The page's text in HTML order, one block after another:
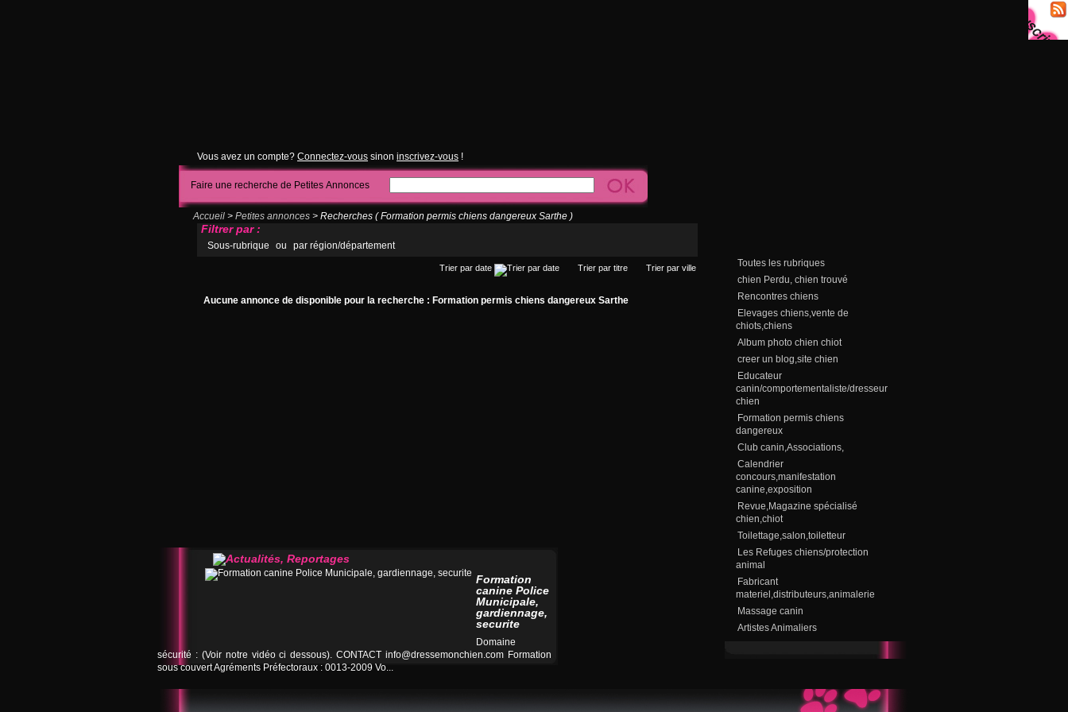
Toutes les rubriques
chien Perdu, chien trouvé
Rencontres chiens
Elevages chiens,vente de
chiots,chiens
Album photo chien chiot
creer un blog,site chien
Educateur
canin/comportementaliste/dresseur
chien
Formation permis chiens
dangereux
Club canin,Associations,
Calendrier
concours,manifestation
canine,exposition
Revue,Magazine spécialisé
chien,chiot
Toilettage,salon,toiletteur
Les Refuges chiens/protection
animal
Fabricant
materiel,distributeurs,animalerie
Massage canin
Artistes Animaliers
Vous avez un compte? Connectez-vous sinon inscrivez-vous !
Faire une recherche de Petites Annonces
Accueil > Petites annonces > Recherches ( Formation permis chiens dangereux Sarthe )
Filtrer par :
Sous-rubrique ou par région/département
Trier par date Trier par titre Trier par ville
Aucune annonce de disponible pour la recherche : Formation permis chiens dangereux Sarthe
Formation
canine Police
Municipale,
gardiennage,
securite
Domaine
sécurité : (Voir notre vidéo ci dessous). CONTACTinfo@dressemonchien.com Formation
sous couvert Agréments Préfectoraux : 0013-2009 Vo...